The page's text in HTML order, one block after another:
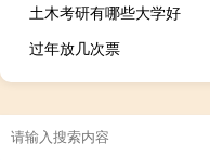
土木考研有哪些大学好
过年放几次票